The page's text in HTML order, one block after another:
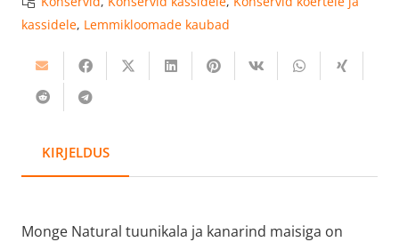
ja
kanarinna
ning
maisiga
80g
kassidele, Lemmikloomade kaubad
KIRJELDUS
Monge Natural tuunikala ja kanarind maisiga on